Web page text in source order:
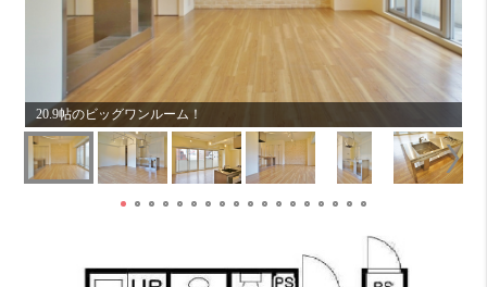
20.9帖のビッグワンルーム！